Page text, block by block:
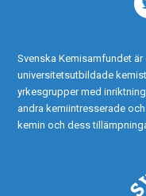
Svenska Kemisamfundet
universitetsutbildade
yrkesgrupper med
andra kemiintresserade
kemin och dess